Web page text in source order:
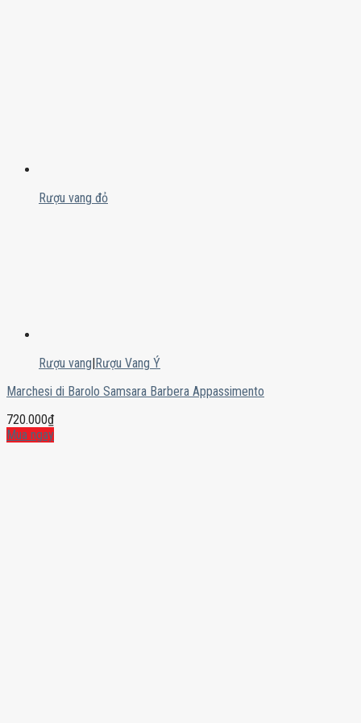
Rượu vang đỏ
Rượu vang|Rượu Vang Ý
Marchesi di Barolo Samsara Barbera Appassimento
720.000₫
Mua ngay